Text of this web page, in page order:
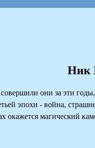
Ник
они за эти годы,
эпохи - война,
окажется